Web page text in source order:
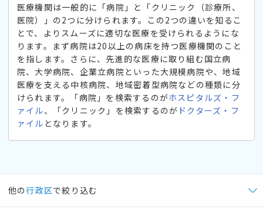
医療機関は一般的に「病院」と「クリニック（診療所、
医院）」の2つに分けられます。この2つの違いを知るこ
とで、よりスムーズに適切な医療を受けられるようにな
ります。まず病院は20以上の病床を持つ医療機関のこと
を指します。さらに、先進的な医療に取り組む国立病
院、大学病院、企業立病院といった大規模病院や、地域
医療を支える中核病院、地域密着型病院などの種類に分
けられます。「病院」を検索するのがホスピタルズ・フ
ァイル、「クリニック」を検索するのが ドクターズ・フ
ァイル となります。
他の行政区で絞り込む